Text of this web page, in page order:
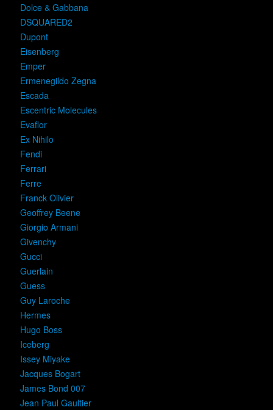
Dolce & Gabbana
DSQUARED2
Dupont
Eisenberg
Emper
Ermenegildo Zegna
Escada
Escentric Molecules
Evaflor
Ex Nihilo
Fendi
Ferrari
Ferre
Franck Olivier
Geoffrey Beene
Giorgio Armani
Givenchy
Gucci
Guerlain
Guess
Guy Laroche
Hermes
Hugo Boss
Iceberg
Issey Miyake
Jacques Bogart
James Bond 007
Jean Paul Gaultier